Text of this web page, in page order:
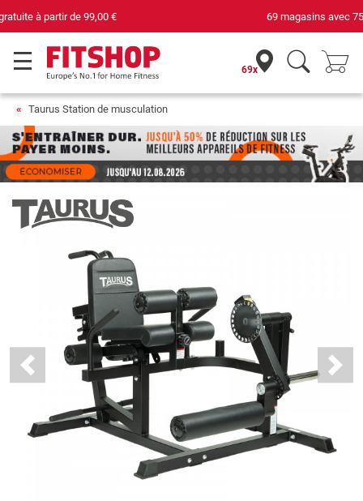
69 magasins avec 75 techniciens
69x
Taurus Station de musculation
Previous Next